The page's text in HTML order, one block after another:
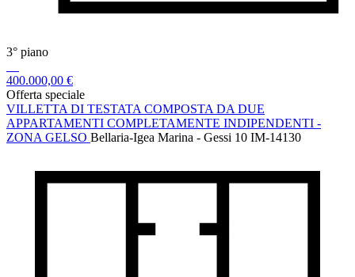
3° piano
400.000,00 €
Offerta speciale
VILLETTA DI TESTATA COMPOSTA DA DUE
APPARTAMENTI COMPLETAMENTE INDIPENDENTI -
ZONA GELSO Bellaria-Igea Marina - Gessi 10 IM-14130